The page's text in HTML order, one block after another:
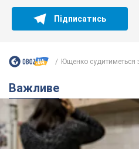
Підписатись
Ющенко судитиметься
Важливе